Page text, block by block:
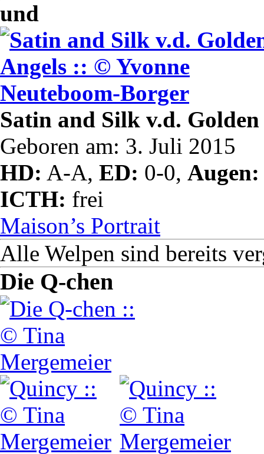
und
Satin and Silk v.d.
Geboren am: 3. Juli 2015
HD: A-A, ED: 0-0, Augen:
ICTH: frei
Maison’s Portrait
Alle Welpen sind bereits
Die Q-chen